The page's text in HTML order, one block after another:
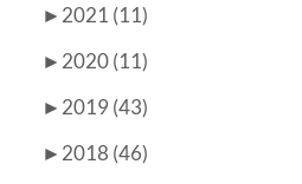
► 2021 (11)
► 2020 (11)
► 2019 (43)
► 2018 (46)